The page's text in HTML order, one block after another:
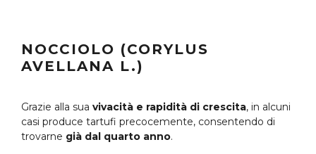
NOCCIOLO (CORYLUS
AVELLANA L.)
Grazie alla sua vivacità e rapidità di crescita, in alcuni
casi produce tartufi precocemente, consentendo di
trovarne già dal quarto anno.